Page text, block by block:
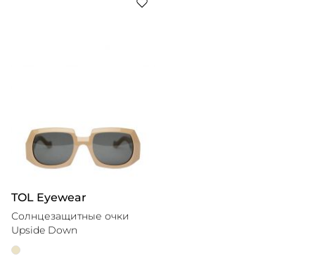
TOL Eyewear
Солнцезащитные очки
Upside Down